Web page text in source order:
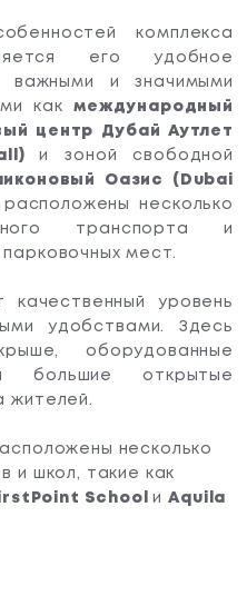
комплекса
его удобное
и значимыми
какмеждународный
центр Дубай Аутлет
и зоной свободной
Оазис (Dubai
несколько
транспорта и
мест.
качественный уровень
удобствами. Здесь
оборудованные
большие открытые
жителей.
несколько
и школ, такие как
School
иAquila